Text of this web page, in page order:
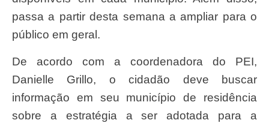
passa a partir desta semana a ampliar para o
público em geral.
De acordo com a coordenadora do PEI,
Danielle Grillo, o cidadão deve buscar
informação em seu município de residência
sobre a estratégia a ser adotada para a